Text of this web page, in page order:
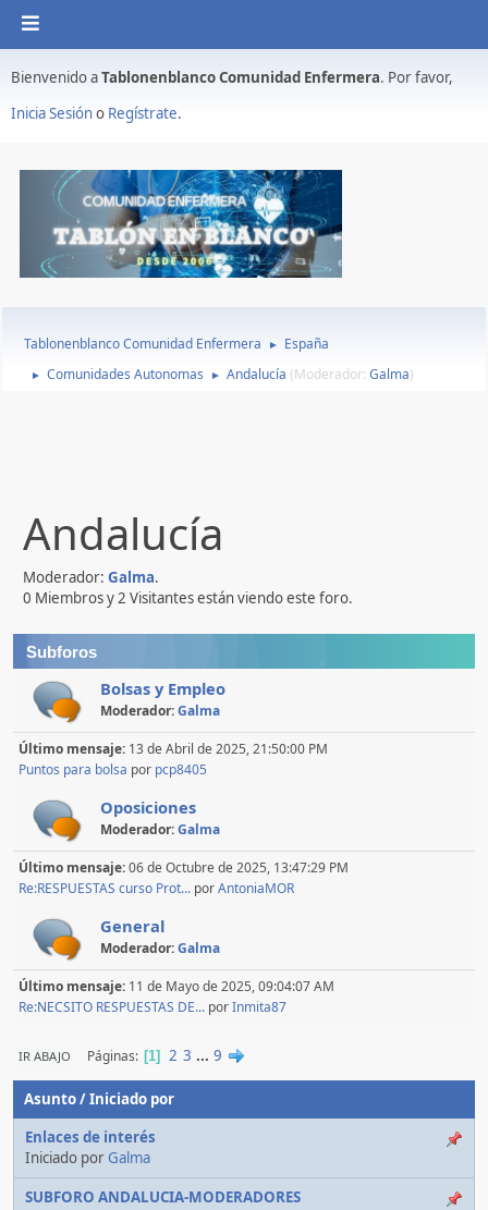
Bienvenido aTablonenblanco Comunidad Enfermera. Por favor,
Inicia Sesióno Regístrate.
Tablonenblanco Comunidad Enfermera ► España
► Comunidades Autonomas ► Andalucía (Moderador: Galma)
Andalucía
Moderador: Galma.
0 Miembros y 2 Visitantes están viendo este foro.
Subforos
Bolsas y Empleo
Moderador:Galma
Último mensaje: 13 de Abril de 2025, 21:50:00 PM
Puntos para bolsa por pcp8405
Oposiciones
Moderador:Galma
Último mensaje:06 de Octubre de 2025, 13:47:29 PM
Re:RESPUESTAS curso Prot... porAntoniaMOR
General
Moderador:Galma
Último mensaje: 11 de Mayo de 2025, 09:04:07 AM
Re:NECSITO RESPUESTAS DE... porInmita87
IR ABAJO Páginas 1 2 3 ... 9
Asunto/Iniciado por
Enlaces de interés
Iniciado por Galma
SUBFORO ANDALUCIA-MODERADORES